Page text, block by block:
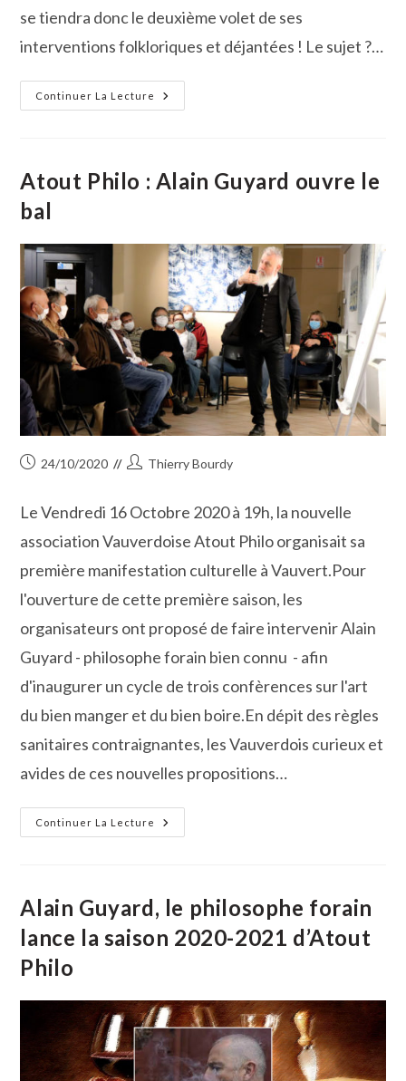
se tiendra donc le deuxième volet de ses
interventions folkloriques et déjantées ! Le sujet ?…
Continuer La Lecture
L’Association
Vauverdoise
»
Revient
Atout Philo : Alain Guyard ouvre le
bal
Publication
24/10/2020
Auteur/autrice
publication :
Thierry Bourdy
Le Vendredi 16 Octobre 2020 à 19h, la nouvelle
association Vauverdoise Atout Philo organisait sa
première manifestation culturelle à Vauvert.Pour
l'ouverture de cette première saison, les
organisateurs ont proposé de faire intervenir Alain
Guyard - philosophe forain bien connu - afin
d'inaugurer un cycle de trois confèrences sur l'art
du bien manger et du bien boire.En dépit des règles
sanitaires contraignantes, les Vauverdois curieux et
avides de ces nouvelles propositions…
Continuer La Lecture
Atout
Philo
Le
Bal
Alain Guyard, le philosophe forain
lance la saison 2020-2021 d’Atout
Philo